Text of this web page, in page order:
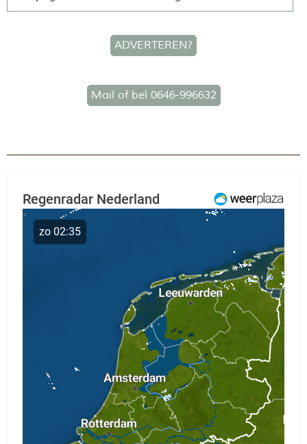
ADVERTEREN?
Mail of bel 0646-996632